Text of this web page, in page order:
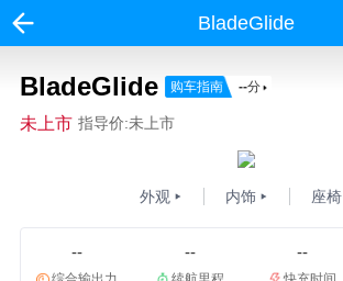
BladeGlide
BladeGlide 购车指南 --分
未上市 指导价:未上市
外观 内饰 座椅
-- -- --